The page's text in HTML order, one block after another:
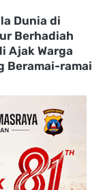
Dunia di
Berhadiah
Ajak Warga
Beramai-ramai